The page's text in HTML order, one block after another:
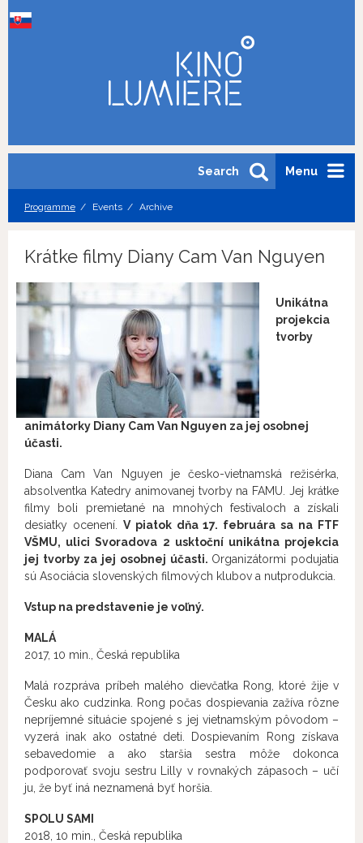
Menu
Search
Programme Events Archive
Krátke filmy Diany Cam Van Nguyen
Unikátna
projekcia
tvorby
animátorky Diany Cam Van Nguyen za jej osobnej
účasti.
Diana Cam Van Nguyen je česko-vietnamská režisérka,
absolventka Katedry animovanej tvorby na FAMU. Jej krátke
filmy boli premietané na mnohých festivaloch a získali
desiatky ocenení. V piatok dňa 17. februára sa na FTF
VŠMU, ulici Svoradova 2 usktoční unikátna projekcia
jej tvorby za jej osobnej účasti. Organizátormi podujatia
sú Asociácia slovenských filmových klubov a nutprodukcia.
Vstup na predstavenie je voľný.
MALÁ
2017, 10 min., Česká republika
Malá rozpráva príbeh malého dievčatka Rong, ktoré žije v
Česku ako cudzinka. Rong počas dospievania zažíva rôzne
nepríjemné situácie spojené s jej vietnamským pôvodom –
vyzerá inak ako ostatné deti. Dospievaním Rong získava
sebavedomie a ako staršia sestra môže dokonca
podporovať svoju sestru Lilly v rovnakých zápasoch – učí
ju, že byť iná neznamená byť horšia.
SPOLU SAMI
2018, 10 min., Česká republika